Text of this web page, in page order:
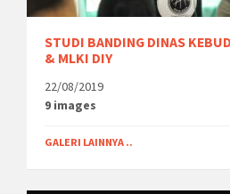
STUDI BANDING DINAS
& MLKI DIY
22/08/2019
9 images
GALERI LAINNYA ..